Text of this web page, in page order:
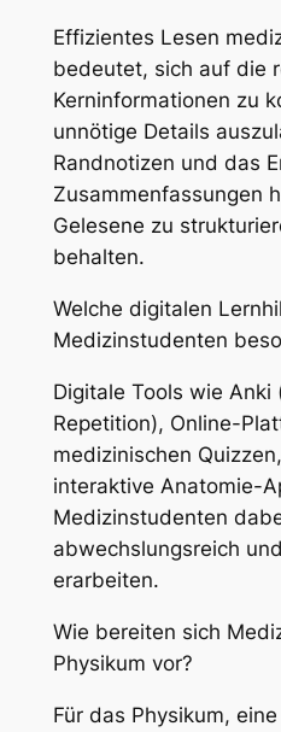
Effizientes Lesen
bedeutet, sich auf die
Kerninformationen zu
unnötige Details
Randnotizen und das
Zusammenfassungen
Gelesene zu
behalten.
Welche digitalen
Medizinstudenten
Digitale Tools wie Anki
Repetition), Online-
medizinischen
interaktive Anatomie-
Medizinstudenten
abwechslungsreich
erarbeiten.
Wie bereiten sich
Physikum vor?
Für das Physikum,